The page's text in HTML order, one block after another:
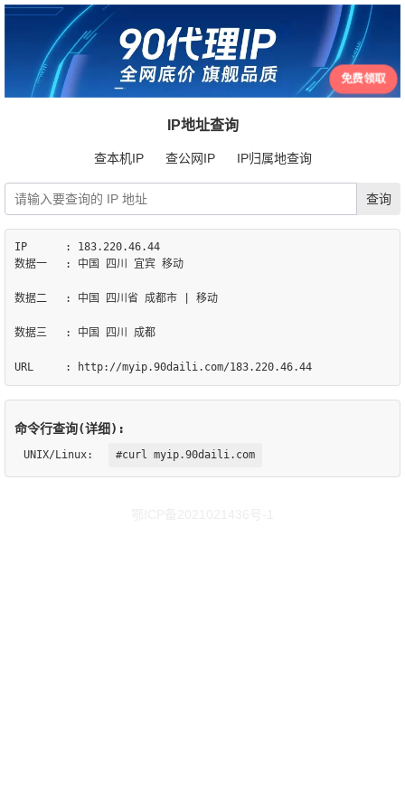
免费领取
IP地址查询
查本机IP 查公网IP IP归属地查询
IP	: 183.220.46.44
数据一	: 中国 四川 宜宾 移动
数据二	: 中国 四川省 成都市 | 移动
数据三	: 中国 四川 成都
命令行查询(详细):
UNIX/Linux: #curl myip.90daili.com